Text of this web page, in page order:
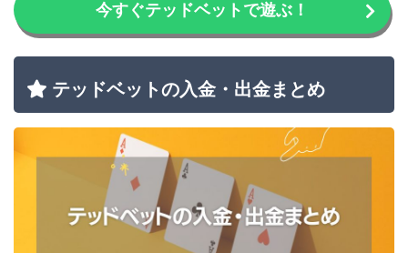
今すぐテッドベットで遊ぶ！
テッドベットの入金・出金まとめ